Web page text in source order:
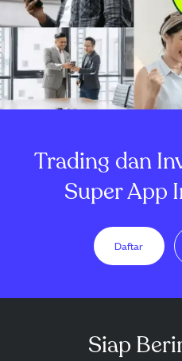
Trading dan
Super App
Daftar
Siap